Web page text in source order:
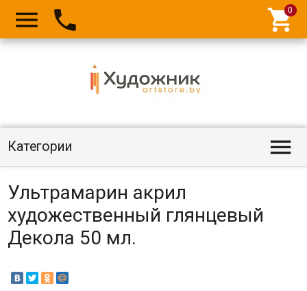
  
Категории 
Ультрамарин акрил
художественный глянцевый
Декола 50 мл.